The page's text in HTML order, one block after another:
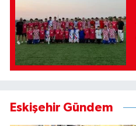
Eskişehir Gündem